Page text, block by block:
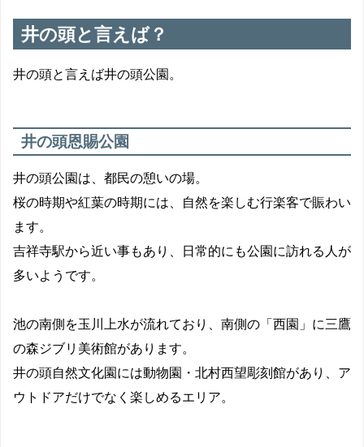
べんざいてん
えんかしら
ほ
井の頭と言えば？
井の頭と言えば井の頭公園。
井の頭恩賜公園
井の頭公園は、都民の憩いの場。
桜の時期や紅葉の時期には、自然を楽しむ行楽客で賑わい
ます。
吉祥寺駅から近い事もあり、日常的にも公園に訪れる人が
多いようです。
池の南側を玉川上水が流れており、南側の「西園」に三鷹
の森ジブリ美術館があります。
井の頭自然文化園には動物園・北村西望彫刻館があり、ア
ウトドアだけでなく楽しめるエリア。